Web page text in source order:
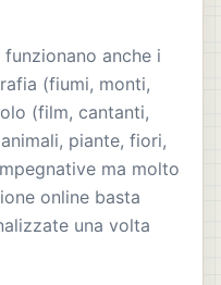
anche i
(fiumi, monti,
(film, cantanti,
piante, fiori,
ma molto
online basta
una volta